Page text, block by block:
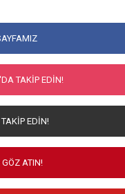
TAKİP EDİN!
EDİN!
GÖZ ATIN!